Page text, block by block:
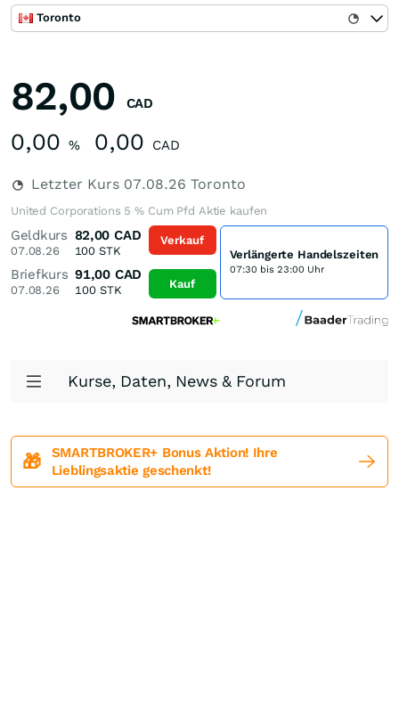
Toronto
82,00 CAD
0,00 % 0,00 CAD
Letzter Kurs 07.08.26 Toronto
United Corporations 5 % Cum Pfd Aktie kaufen
Geldkurs
07.08.26
82,00 CAD
100 STK
Briefkurs
07.08.26
91,00 CAD
100STK
Verkauf
Kauf
Verlängerte Handelszeiten
07:30 bis 23:00 Uhr
Kurse, Daten, News & Forum
🎁
SMARTBROKER+ Bonus Aktion! Ihre
Lieblingsaktie geschenkt!